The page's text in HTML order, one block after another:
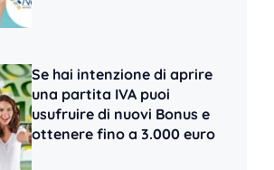
Se hai intenzione di aprire
una partita IVA puoi
usufruire di nuovi Bonus e
ottenere fino a 3.000 euro